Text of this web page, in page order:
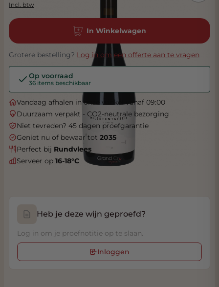
Incl. btw
In Winkelwagen
Grotere bestelling? Log in om een offerte aan te vragen
Op voorraad
36 items beschikbaar
Vandaag afhalen in onze winkel vanaf 09:00
Duurzaam verpakt - CO2-neutrale bezorging
Niet tevreden? 45 dagen proefgarantie
Geniet nu of bewaar tot 2035
Perfect bij Rundvlees
Serveer op 16-18°C
Heb je deze wijn geproefd?
Log in om je proefnotitie op te slaan.
Inloggen